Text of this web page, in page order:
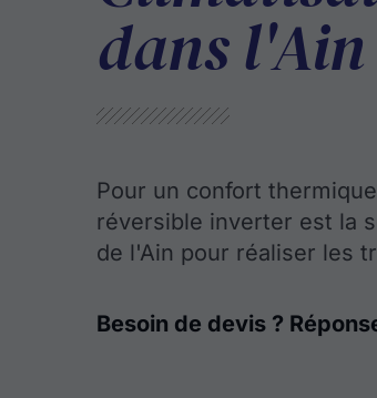
dans l'Ain
Pour un confort
réversible inverter est la
de l'Ain pour réaliser les
Besoin de devis ?